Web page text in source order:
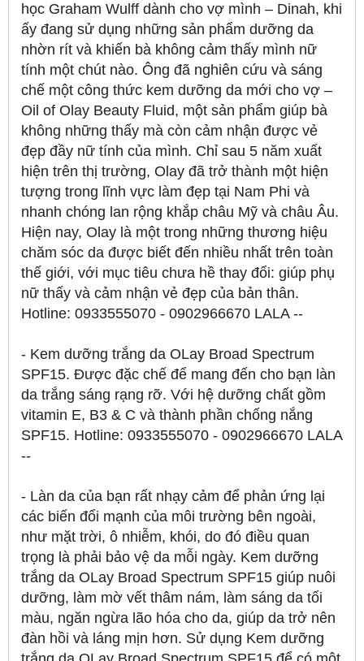
học Graham Wulff dành cho vợ mình – Dinah, khi
ấy đang sử dụng những sản phẩm dưỡng da
nhờn rít và khiến bà không cảm thấy mình nữ
tính một chút nào. Ông đã nghiên cứu và sáng
chế một công thức kem dưỡng da mới cho vợ –
Oil of Olay Beauty Fluid, một sản phẩm giúp bà
không những thấy mà còn cảm nhận được vẻ
đẹp đầy nữ tính của mình. Chỉ sau 5 năm xuất
hiện trên thị trường, Olay đã trở thành một hiện
tượng trong lĩnh vực làm đẹp tại Nam Phi và
nhanh chóng lan rộng khắp châu Mỹ và châu Âu.
Hiện nay, Olay là một trong những thương hiệu
chăm sóc da được biết đến nhiều nhất trên toàn
thế giới, với mục tiêu chưa hề thay đổi: giúp phụ
nữ thấy và cảm nhận vẻ đẹp của bản thân.
Hotline: 0933555070 - 0902966670 LALA --
- Kem dưỡng trắng da OLay Broad Spectrum
SPF15. Được đặc chế để mang đến cho bạn làn
da trắng sáng rạng rỡ. Với hệ dưỡng chất gồm
vitamin E, B3 & C và thành phần chống nắng
SPF15. Hotline: 0933555070 - 0902966670 LALA
--
- Làn da của bạn rất nhạy cảm để phản ứng lại
các biến đổi mạnh của môi trường bên ngoài,
như mặt trời, ô nhiễm, khói, do đó điều quan
trọng là phải bảo vệ da mỗi ngày. Kem dưỡng
trắng da OLay Broad Spectrum SPF15 giúp nuôi
dưỡng, làm mờ vết thâm nám, làm sáng da tối
màu, ngăn ngừa lão hóa cho da, giúp da trở nên
đàn hồi và láng mịn hơn. Sử dụng Kem dưỡng